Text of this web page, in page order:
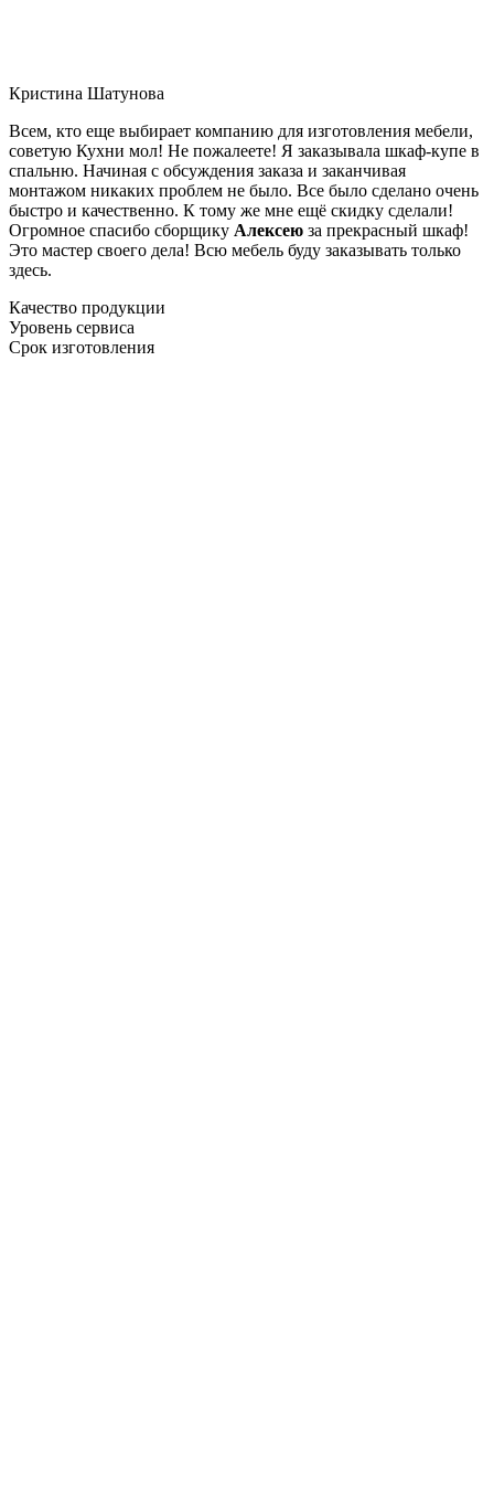
Кристина Шатунова
Всем, кто еще выбирает компанию для изготовления мебели,
советую Кухни мол! Не пожалеете! Я заказывала шкаф-купе в
спальню. Начиная с обсуждения заказа и заканчивая
монтажом никаких проблем не было. Все было сделано очень
быстро и качественно. К тому же мне ещё скидку сделали!
Огромное спасибо сборщику Алексею за прекрасный шкаф!
Это мастер своего дела! Всю мебель буду заказывать только
здесь.
Качество продукции
Уровень сервиса
Срок изготовления